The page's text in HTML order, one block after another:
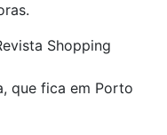
que fica em Porto